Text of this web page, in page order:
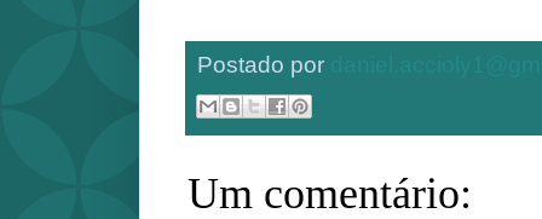
Postado por
Um comentário: